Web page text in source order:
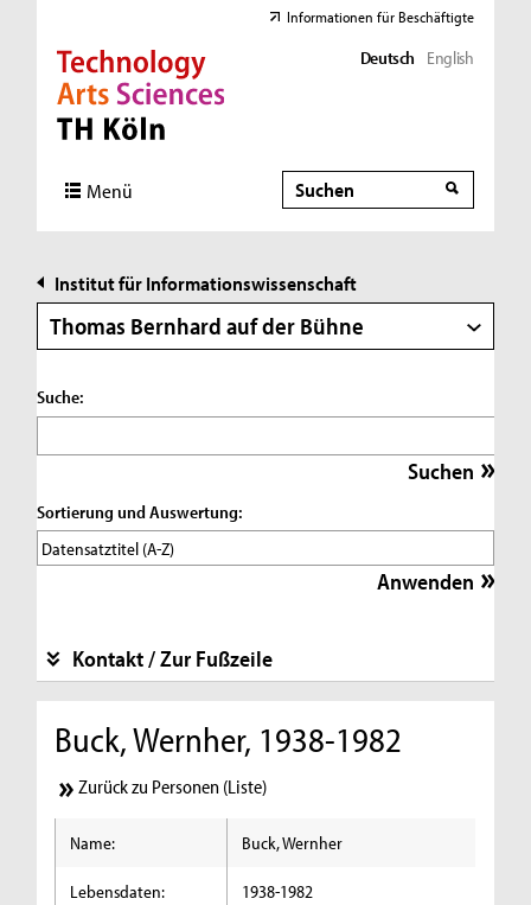
Direkt zur Hauptnavigation
Direkt zur Subnavigation
Direkt zum Inhalt
Direkt zum Fußbereich
Informationen für Beschäftigte
Deutsch English
Menü Suche
Suche
Institut für Informationswissenschaft
Thomas Bernhard auf der Bühne
Suche:
Sortierung und Auswertung:
Kontakt / Zur Fußzeile
Buck, Wernher, 1938-1982
Zurück zu Personen (Liste)
Name: Buck, Wernher
Lebensdaten: 1938-1982